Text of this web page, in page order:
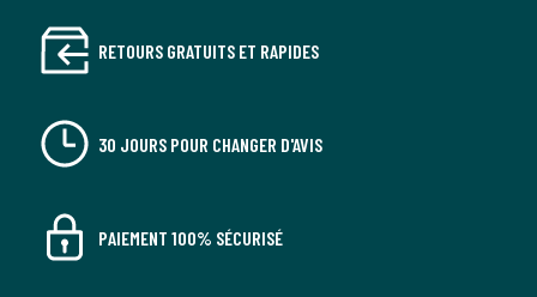
RETOURS GRATUITS ET RAPIDES
30 JOURS POUR CHANGER D'AVIS
PAIEMENT 100% SÉCURISÉ